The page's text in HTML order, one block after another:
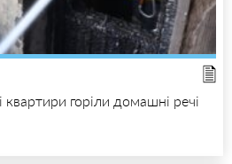
горіли домашні речі